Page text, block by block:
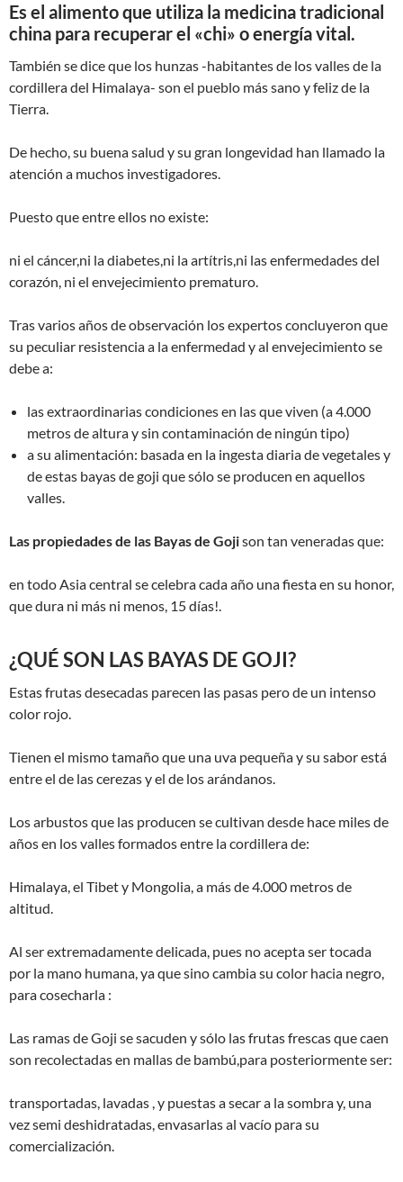
Es el alimento que utiliza la medicina tradicional
china para recuperar el «chi» o energía vital.
También se dice que los hunzas -habitantes de los valles de la
cordillera del Himalaya- son el pueblo más sano y feliz de la
Tierra.
De hecho, su buena salud y su gran longevidad han llamado la
atención a muchos investigadores.
Puesto que entre ellos no existe:
ni el cáncer,ni la diabetes,ni la artítris,ni las enfermedades del
corazón, ni el envejecimiento prematuro.
Tras varios años de observación los expertos concluyeron que
su peculiar resistencia a la enfermedad y al envejecimiento se
debe a:
las extraordinarias condiciones en las que viven (a 4.000
metros de altura y sin contaminación de ningún tipo)
a su alimentación: basada en la ingesta diaria de vegetales y
de estas bayas de goji que sólo se producen en aquellos
valles.
Las propiedades de las Bayas de Gojison tan veneradas que:
en todo Asia central se celebra cada año una fiesta en su honor,
que dura ni más ni menos, 15 días!.
¿QUÉ SON LAS BAYAS DE GOJI?
Estas frutas desecadas parecen las pasas pero de un intenso
color rojo.
Tienen el mismo tamaño que una uva pequeña y su sabor está
entre el de las cerezas y el de los arándanos.
Los arbustos que las producen se cultivan desde hace miles de
años en los valles formados entre la cordillera de:
Himalaya, el Tibet y Mongolia, a más de 4.000 metros de
altitud.
Al ser extremadamente delicada, pues no acepta ser tocada
por la mano humana, ya que sino cambia su color hacia negro,
para cosecharla :
Las ramas de Goji se sacuden y sólo las frutas frescas que caen
son recolectadas en mallas de bambú,para posteriormente ser:
transportadas, lavadas , y puestas a secar a la sombra y, una
vez semi deshidratadas, envasarlas al vacío para su
comercialización.